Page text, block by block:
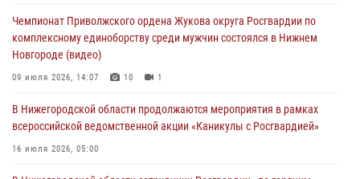
Чемпионат Приволжского ордена Жукова округа Росгвардии по
комплексному единоборству среди мужчин состоялся в Нижнем
Новгороде (видео)
09 июля 2026, 14:07 10 1
В Нижегородской области продолжаются мероприятия в рамках
всероссийской ведомственной акции «Каникулы с Росгвардией»
16 июля 2026, 05:00